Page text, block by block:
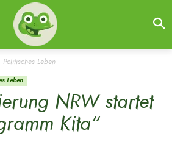
Politisches Leben
Leben
NRW startet
Kita“